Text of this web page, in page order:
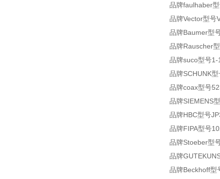
品牌faulhaber
品牌Vector型号
品牌Baumer型
品牌Rauscher
品牌suco型号
品牌SCHUNK
品牌coax型号
品牌SIEMENS
品牌HBC型号
品牌FIPA型号
品牌Stoeber型
品牌
品牌Beckhoff型